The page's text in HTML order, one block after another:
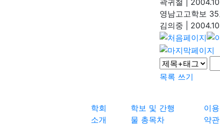
영남고고학보
김의중
목록 쓰기
학회
소개
학보 및 간행
물 총목차
이용
약관